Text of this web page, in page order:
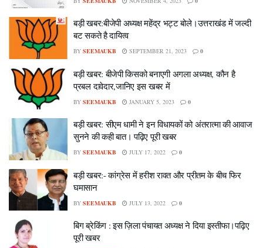
बड़ी खबर:बीजेपी अध्यक्ष महेंद्र भट्ट बोले।उत्तराखंड में जल्दी
बट सकते है दायित्व
BY SEEMAUKB SEPTEMBER 21, 2023 0
बड़ी खबर: बीजेपी किसको बनाएगी अगला अध्यक्ष, कौन है
प्रबल दावेदार,जानिए इस खबर में
BY SEEMAUKB JANUARY 5, 2023 0
बड़ी खबर: सीएम धामी ने इन विधायकों को अंतरात्मा की आवाज
सुनने की कही बात। पढ़िए पूरी खबर
BY SEEMAUKB JULY 17, 2022 0
बड़ी खबर:- कांग्रेस में हरीश रावत और प्रीतम के बीच फिर
घमासान
BY SEEMAUKB JULY 13, 2022 0
बिग ब्रेकिंग : इस ज़िला पंचायत अध्यक्ष ने दिया इस्तीफा।पढ़िए
पूरी खबर